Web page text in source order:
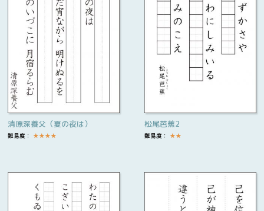
清原深養父（夏の夜は）
難易度： ★★★★
松尾芭蕉2
難易度： ★★